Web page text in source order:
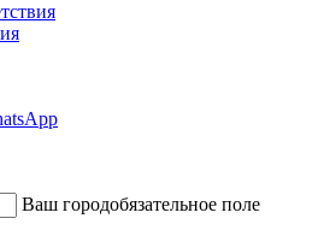
Ваш городобязательное поле